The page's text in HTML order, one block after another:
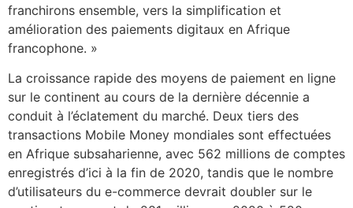
franchirons ensemble, vers la simplification et
amélioration des paiements digitaux en Afrique
francophone. »
La croissance rapide des moyens de paiement en ligne
sur le continent au cours de la dernière décennie a
conduit à l’éclatement du marché. Deux tiers des
transactions Mobile Money mondiales sont effectuées
en Afrique subsaharienne, avec 562 millions de comptes
enregistrés d’ici à la fin de 2020, tandis que le nombre
d’utilisateurs du e-commerce devrait doubler sur le